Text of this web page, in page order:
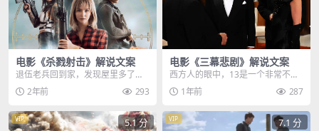
电影《杀戮射击》解说文案
退伍老兵回到家，发现屋里多了个
陌生男人，他气急败坏的揪住对
方，并用力将他按在桌上...
2年前 293
电影《三幕悲剧》解说文案
西方人的眼中，13是一个非常不吉
利的数字，据说如果晚宴的人数是1
3个人，那么宴会...
1年前 287
VIP 5.1 分 VIP 7.1 分